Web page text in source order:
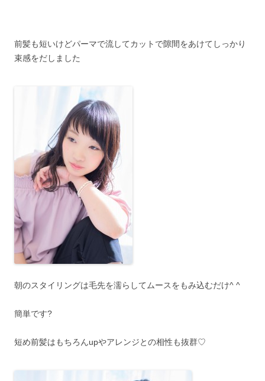
前髪も短いけどパーマで流してカットで隙間をあけてしっかり
束感をだしました
朝のスタイリングは毛先を濡らしてムースをもみ込むだけ^ ^
簡単です?
短め前髪はもちろんupやアレンジとの相性も抜群♡